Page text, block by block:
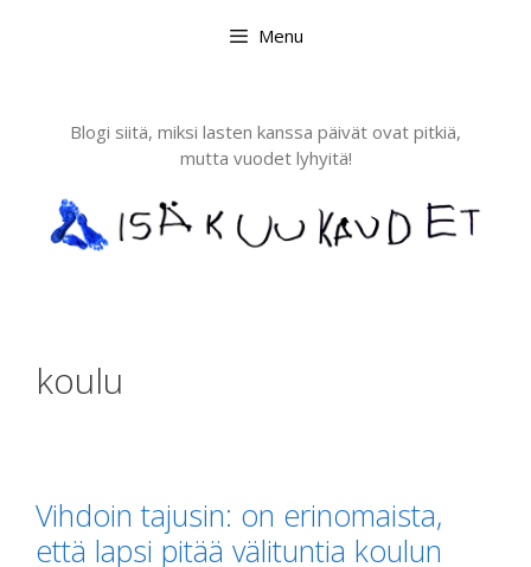
Menu
Blogi siitä, miksi lasten kanssa päivät ovat pitkiä,
mutta vuodet lyhyitä!
koulu
Vihdoin tajusin: on erinomaista,
että lapsi pitää välituntia koulun